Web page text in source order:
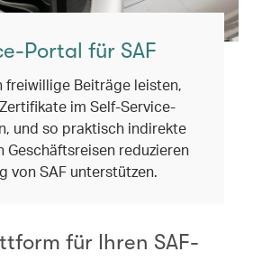
Portal für SAF
freiwillige Beiträge leisten,
im Self-Service-
und so praktisch indirekte
Geschäftsreisen reduzieren
von SAF unterstützen.
für Ihren SAF-